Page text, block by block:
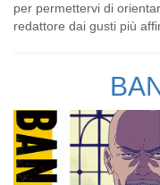
per permettervi di
redattore dai gusti più